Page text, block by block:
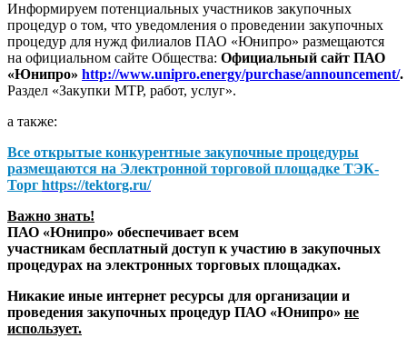
Информируем потенциальных участников закупочных
процедур о том, что уведомления о проведении закупочных
процедур для нужд филиалов ПАО «Юнипро» размещаются
на официальном сайте Общества: Официальный сайт ПАО
«Юнипро» http://www.unipro.energy/purchase/announcement/.
Раздел «Закупки МТР, работ, услуг».
а также:
Все открытые конкурентные закупочные процедуры
размещаются на Электронной торговой площадке ТЭК-
Торг https://tektorg.ru/
Важно знать!
ПАО «Юнипро» обеспечивает всем
участникам бесплатный доступ к участию в закупочных
процедурах на электронных торговых площадках.
Никакие иные интернет ресурсы для организации и
проведения закупочных процедур ПАО «Юнипро» не
использует.